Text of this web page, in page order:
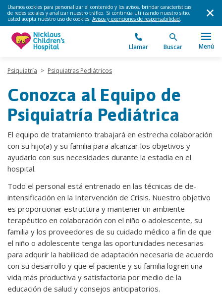
Usamos cookies para personalizar el contenido y los avisos, brindar características
de redes sociales y analizar nuestro tráfico. Si continúa utilizando nuestro sitio,
usted acepta nuestro uso de cookies. Avisos y exenciones de responsabilidad.
Llamar Buscar Menú
Psiquiatría > Psiquiatras Pediátricos
Conozca al Equipo de
Psiquiatría Pediátrica
El equipo de tratamiento trabajará en estrecha colaboración
con su hijo(a) y su familia para alcanzar los objetivos y
ayudarlo con sus necesidades durante la estadía en el
hospital.
Todo el personal está entrenado en las técnicas de de-
intensificación en la Intervención de Crisis. Nuestro objetivo
es proporcionar estructura y mantener un ambiente
terapéutico en colaboración con el niño o adolescente, su
familia y los proveedores de su cuidado médico a fin de que
el niño o adolescente tenga las oportunidades necesarias
para adqurir la habilidad de adaptación necesaria de acuerdo
con su desarrollo y que el paciente y su familia logren una
vida más productiva y satisfactoria por medio de la
educación de salud y consejos anticipatorios.